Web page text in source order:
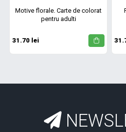
Motive florale. Carte de colorat
pentru adulti
31.70 lei